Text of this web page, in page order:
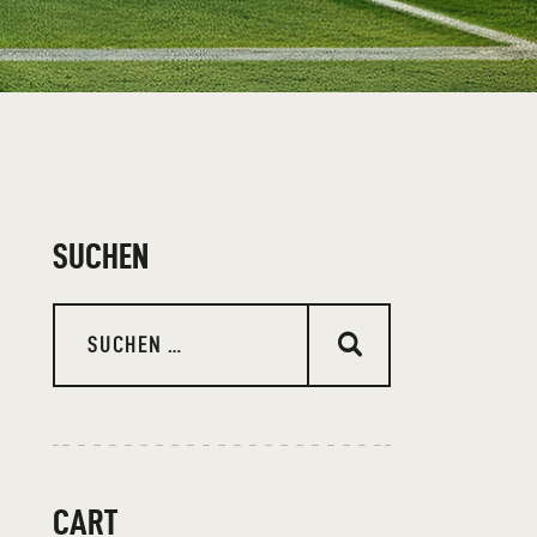
SUCHEN
CART